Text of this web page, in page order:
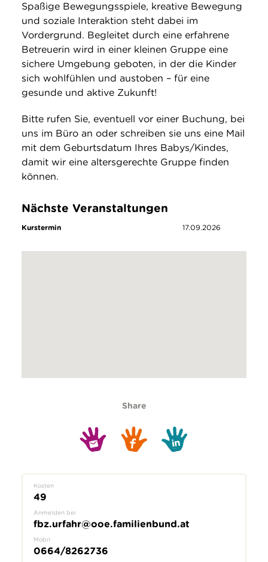
Spaßige Bewegungsspiele, kreative Bewegung
und soziale Interaktion steht dabei im
Vordergrund. Begleitet durch eine erfahrene
Betreuerin wird in einer kleinen Gruppe eine
sichere Umgebung geboten, in der die Kinder
sich wohlfühlen und austoben – für eine
gesunde und aktive Zukunft!
Bitte rufen Sie, eventuell vor einer Buchung, bei
uns im Büro an oder schreiben sie uns eine Mail
mit dem Geburtsdatum Ihres Babys/Kindes,
damit wir eine altersgerechte Gruppe finden
können.
Nächste Veranstaltungen
Kurstermin 17.09.2026
Share
Kosten
49
Anmelden bei
fbz.urfahr@ooe.familienbund.at
Mobil
0664/8262736